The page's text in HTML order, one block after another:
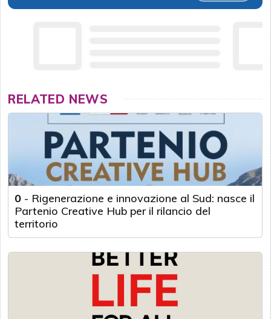
RELATED NEWS
0 - Rigenerazione e innovazione al Sud: nasce il
Partenio Creative Hub per il rilancio del
territorio